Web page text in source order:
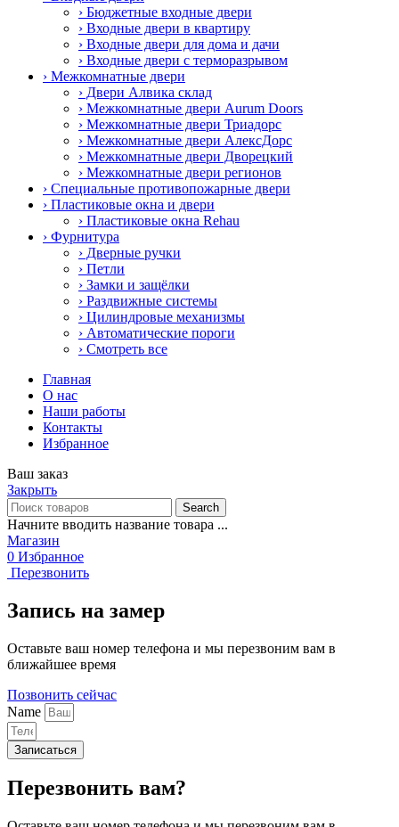
› Бюджетные входные двери
› Входные двери в квартиру
› Входные двери для дома и дачи
› Входные двери с терморазрывом
› Межкомнатные двери
› Двери Алвика склад
› Межкомнатные двери Aurum Doors
› Межкомнатные двери Триадорс
› Межкомнатные двери АлексДорс
› Межкомнатные двери Дворецкий
› Межкомнатные двери регионов
› Специальные противопожарные двери
› Пластиковые окна и двери
› Пластиковые окна Rehau
› Фурнитура
› Дверные ручки
› Петли
› Замки и защёлки
› Раздвижные системы
› Цилиндровые механизмы
› Автоматические пороги
› Смотреть все
Главная
О нас
Наши работы
Контакты
Избранное
Ваш заказ
Закрыть
Search
Начните вводить название товара ...
Магазин
0 Избранное
Перезвонить
Запись на замер
Оставьте ваш номер телефона и мы перезвоним вам в
ближайшее время
Позвонить сейчас
Name
Записаться
Перезвонить вам?